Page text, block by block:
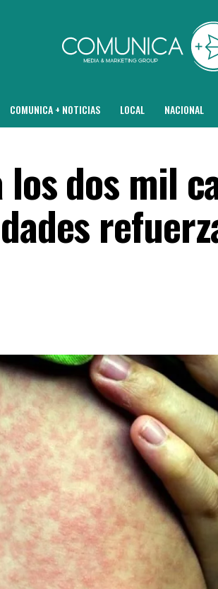
COMUNICA + NOTICIAS LOCAL NACIONAL
dos mil